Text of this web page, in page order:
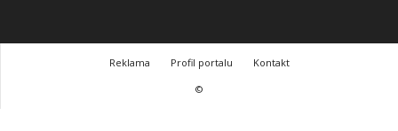
Reklama Profil portalu
Kontakt
©